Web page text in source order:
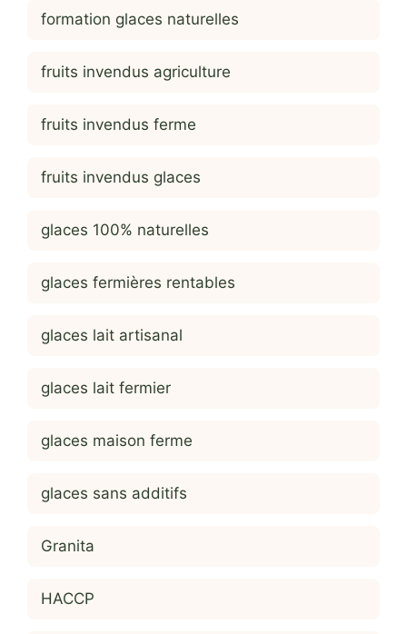
formation glaces naturelles
fruits invendus agriculture
fruits invendus ferme
fruits invendus glaces
glaces 100% naturelles
glaces fermières rentables
glaces lait artisanal
glaces lait fermier
glaces maison ferme
glaces sans additifs
Granita
HACCP